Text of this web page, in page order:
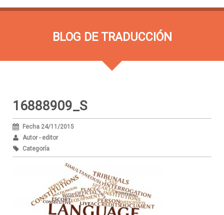
BLOG DE TRADUCCIÓN
16888909_S
Fecha 24/11/2015
Autor - editor
Categoría